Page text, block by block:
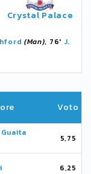
Crystal Palace
(Man), 76' J.
Voto
5,75
6,25